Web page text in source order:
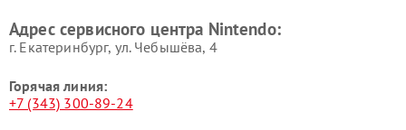
Адрес сервисного центра Nintendo:
г. Екатеринбург, ул. Чебышёва, 4
Горячая линия:
+7 (343) 300-89-24